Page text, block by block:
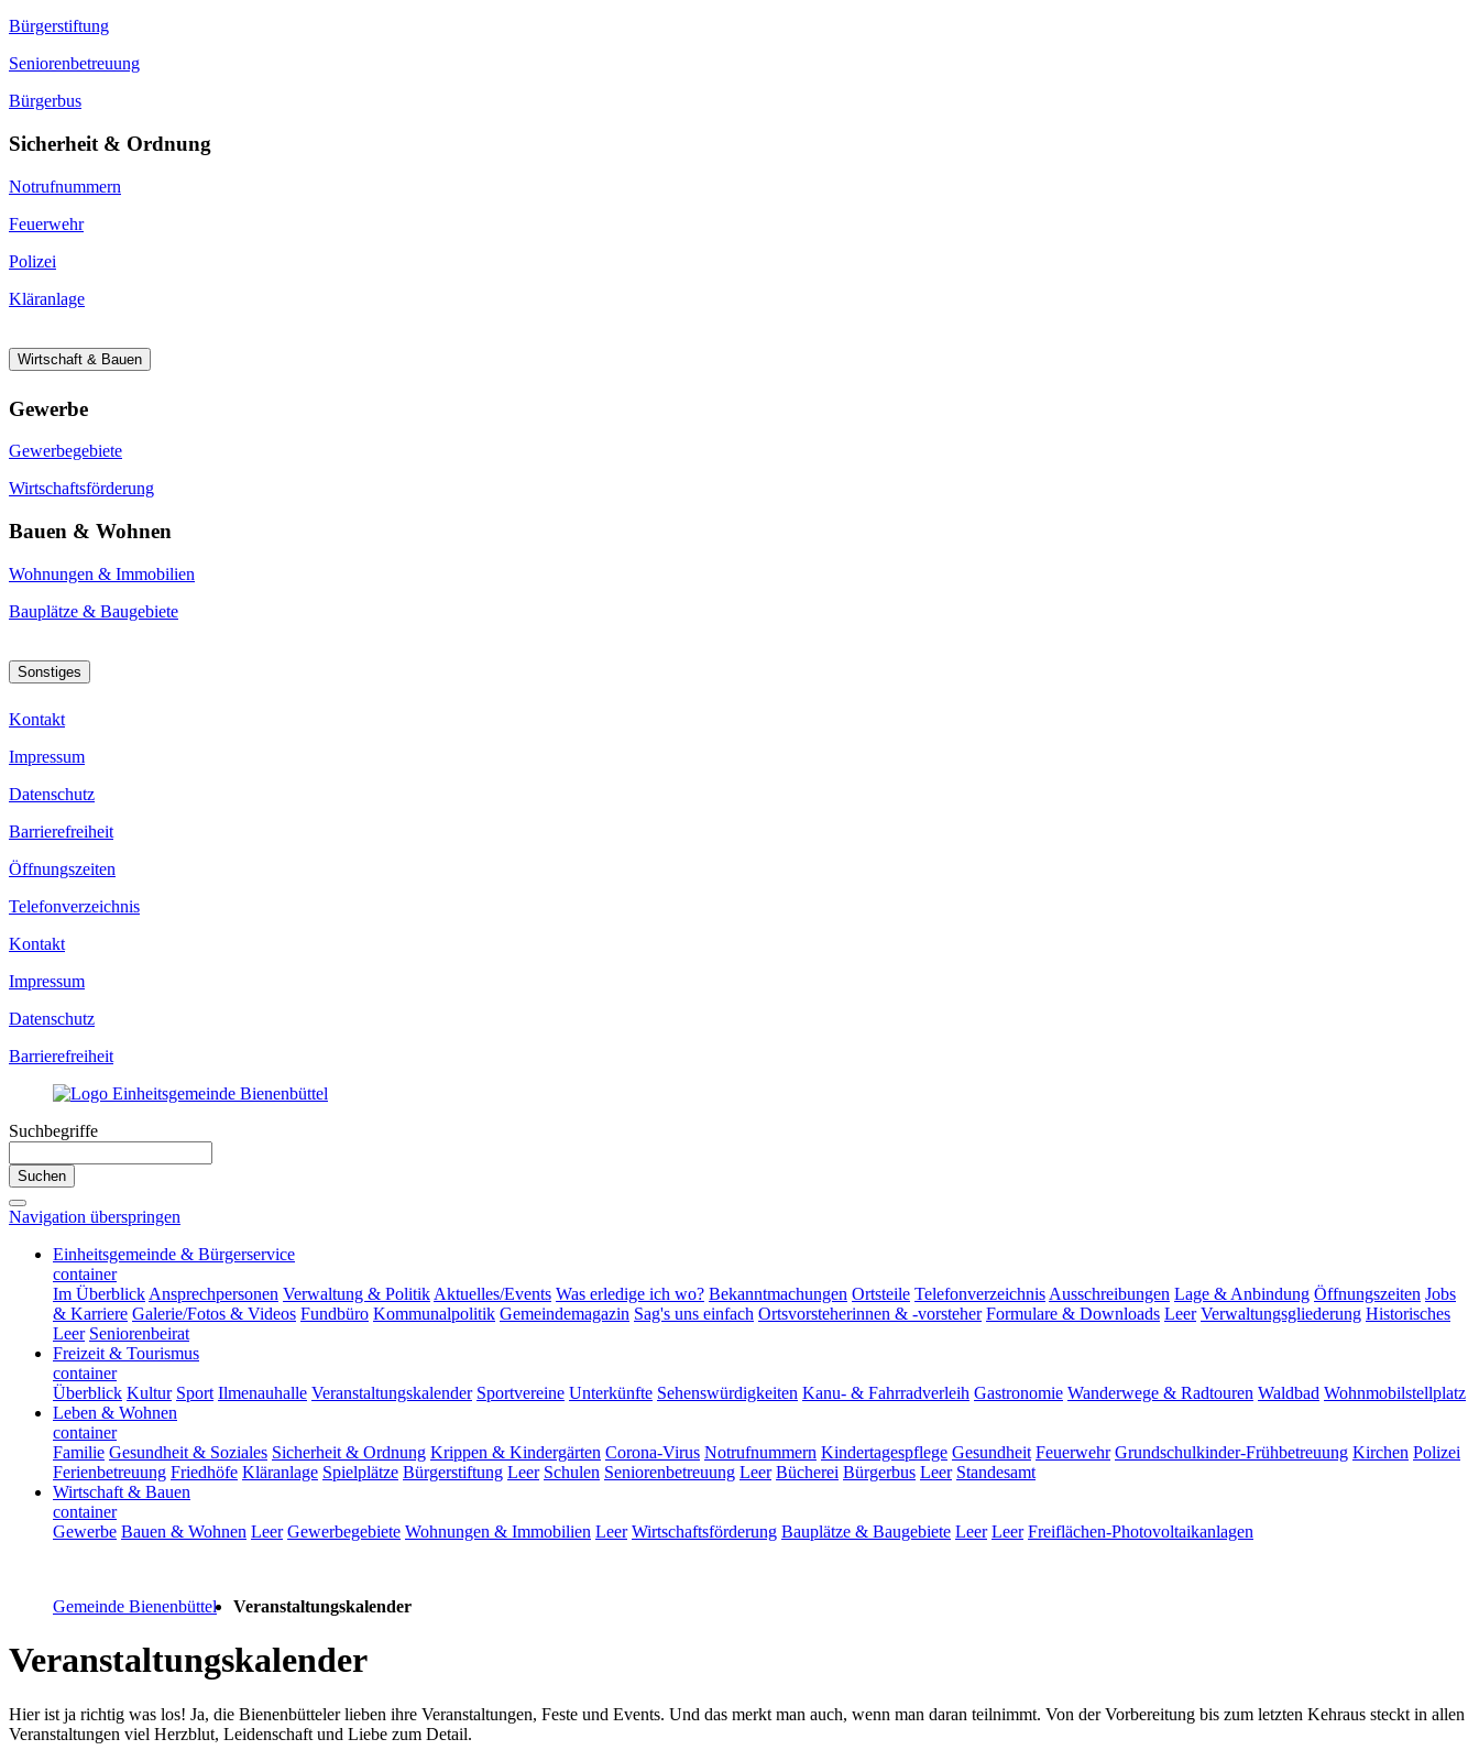
Bürgerstiftung
Seniorenbetreuung
Bürgerbus
Sicherheit & Ordnung
Notrufnummern
Feuerwehr
Polizei
Kläranlage
Wirtschaft & Bauen
Gewerbe
Gewerbegebiete
Wirtschaftsförderung
Bauen & Wohnen
Wohnungen & Immobilien
Bauplätze & Baugebiete
Sonstiges
Kontakt
Impressum
Datenschutz
Barrierefreiheit
Öffnungszeiten
Telefonverzeichnis
Kontakt
Impressum
Datenschutz
Barrierefreiheit
Suchbegriffe
Suchen
Navigation überspringen
Einheitsgemeinde & Bürgerservice
container
Im Überblick Ansprechpersonen Verwaltung & Politik Aktuelles/Events Was erledige ich wo? Bekanntmachungen Ortsteile Telefonverzeichnis Ausschreibungen Lage & Anbindung Öffnungszeiten Jobs
& Karriere Galerie/Fotos & Videos Fundbüro Kommunalpolitik Gemeindemagazin Sag's uns einfach Ortsvorsteherinnen & -vorsteher Formulare & Downloads Leer Verwaltungsgliederung Historisches
Leer Seniorenbeirat
Freizeit & Tourismus
container
Überblick Kultur Sport Ilmenauhalle Veranstaltungskalender Sportvereine Unterkünfte Sehenswürdigkeiten Kanu- & Fahrradverleih Gastronomie Wanderwege & Radtouren Waldbad Wohnmobilstellplatz
Leben & Wohnen
container
Familie Gesundheit & Soziales Sicherheit & Ordnung Krippen & Kindergärten Corona-Virus Notrufnummern Kindertagespflege Gesundheit Feuerwehr Grundschulkinder-Frühbetreuung Kirchen Polizei
Ferienbetreuung Friedhöfe Kläranlage Spielplätze Bürgerstiftung Leer Schulen Seniorenbetreuung Leer Bücherei Bürgerbus Leer Standesamt
Wirtschaft & Bauen
container
Gewerbe Bauen & Wohnen Leer Gewerbegebiete Wohnungen & Immobilien Leer Wirtschaftsförderung Bauplätze & Baugebiete Leer Leer Freiflächen-Photovoltaikanlagen
Gemeinde Bienenbüttel Veranstaltungskalender
Veranstaltungskalender
Hier ist ja richtig was los! Ja, die Bienenbütteler lieben ihre Veranstaltungen, Feste und Events. Und das merkt man auch, wenn man daran teilnimmt. Von der Vorbereitung bis zum letzten Kehraus steckt in allen
Veranstaltungen viel Herzblut, Leidenschaft und Liebe zum Detail.